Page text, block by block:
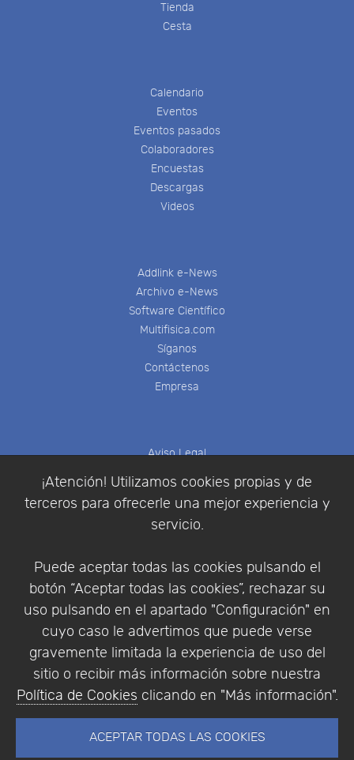
¡Atención! Utilizamos cookies propias y de
terceros para ofrecerle una mejor experiencia y
servicio.
Puede aceptar todas las cookies pulsando el
botón “Aceptar todas las cookies”, rechazar su
uso pulsando en el apartado "Configuración" en
cuyo caso le advertimos que puede verse
gravemente limitada la experiencia de uso del
sitio o recibir más información sobre nuestra
Política de Cookies clicando en "Más información".
ACEPTAR TODAS LAS COOKIES
Tienda
Cesta
Calendario
Eventos
Eventos pasados
Colaboradores
Encuestas
Descargas
Videos
Addlink e-News
Archivo e-News
Software Científico
Multifisica.com
Síganos
Contáctenos
Empresa
Aviso Legal
Política de Privacidad
Condiciones de compra
Identificarse
Empresa|Aviso Legal| Política de Privacidad |
Política de Cookies
© Copyright 1994 - 2026. Addlink Software
Científico, S.L.
Portugal.